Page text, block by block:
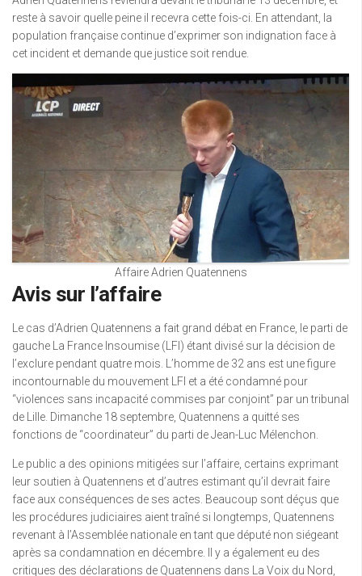
reste à savoir quelle peine il recevra cette fois-ci. En attendant, la
population française continue d’exprimer son indignation face à
cet incident et demande que justice soit rendue.
Affaire Adrien Quatennens
Avis sur l’affaire
Le cas d’Adrien Quatennens a fait grand débat en France, le parti de
gauche La France Insoumise (LFI) étant divisé sur la décision de
l’exclure pendant quatre mois. L’homme de 32 ans est une figure
incontournable du mouvement LFI et a été condamné pour
“violences sans incapacité commises par conjoint” par un tribunal
de Lille. Dimanche 18 septembre, Quatennens a quitté ses
fonctions de “coordinateur” du parti de Jean-Luc Mélenchon.
Le public a des opinions mitigées sur l’affaire, certains exprimant
leur soutien à Quatennens et d’autres estimant qu’il devrait faire
face aux conséquences de ses actes. Beaucoup sont déçus que
les procédures judiciaires aient traîné si longtemps, Quatennens
revenant à l’Assemblée nationale en tant que député non siégeant
après sa condamnation en décembre. Il y a également eu des
critiques des déclarations de Quatennens dans La Voix du Nord,